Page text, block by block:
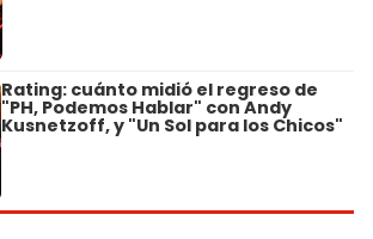
Rating: cuánto midió el regreso de
"PH, Podemos Hablar" con Andy
Kusnetzoff, y "Un Sol para los Chicos"